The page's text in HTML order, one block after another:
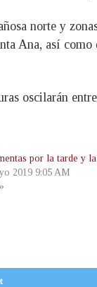
norte y
Ana, así como
oscilarán
por la tarde y
2019 9:05 AM